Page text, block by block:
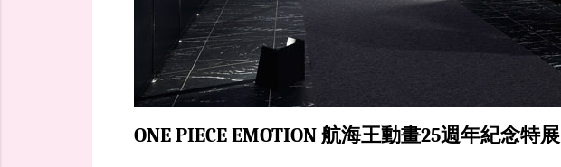
ONE PIECE EMOTION 航海王動畫25週年紀念特展